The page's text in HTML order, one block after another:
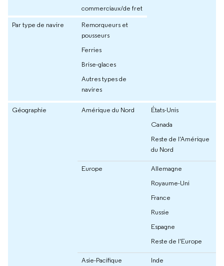
commerciaux/de fret
Par type de navire
Remorqueurs et
pousseurs
Ferries
Brise-glaces
Autres types de
navires
Géographie Amérique du Nord
États-Unis
Canada
Reste de l'Amérique
du Nord
Europe
Allemagne
Royaume-Uni
France
Russie
Espagne
Reste de l'Europe
Asie-Pacifique
Inde